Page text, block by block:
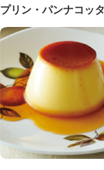
N
デ
ュ
ー
シ
ョ
「
プリン・パンナコッ